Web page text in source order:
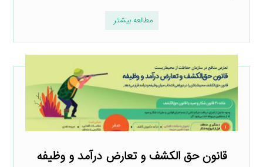
مطالعه بیشتر
قانون حق الکشف و تعارض درآمد و وظیفه